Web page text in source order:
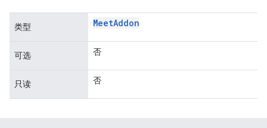
类型 MeetAddon
可选 否
只读 否